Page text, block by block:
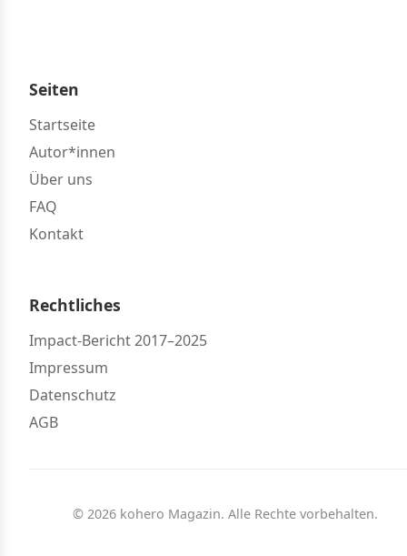
Seiten
Startseite
Autor*innen
Über uns
FAQ
Kontakt
Rechtliches
Impact-Bericht 2017–2025
Impressum
Datenschutz
AGB
© 2026 kohero Magazin. Alle Rechte vorbehalten.